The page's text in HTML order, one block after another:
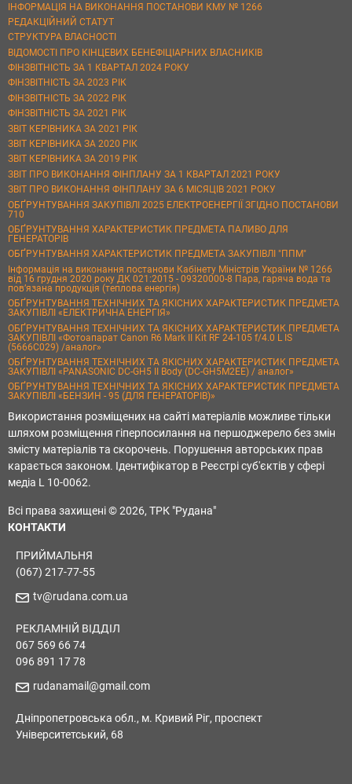
ІНФОРМАЦІЯ НА ВИКОНАННЯ ПОСТАНОВИ КМУ № 1266
РЕДАКЦІЙНИЙ СТАТУТ
СТРУКТУРА ВЛАСНОСТІ
ВІДОМОСТІ ПРО КІНЦЕВИХ БЕНЕФІЦІАРНИХ ВЛАСНИКІВ
ФІНЗВІТНІСТЬ ЗА 1 КВАРТАЛ 2024 РОКУ
ФІНЗВІТНІСТЬ ЗА 2023 РІК
ФІНЗВІТНІСТЬ ЗА 2022 РІК
ФІНЗВІТНІСТЬ ЗА 2021 РІК
ЗВІТ КЕРІВНИКА ЗА 2021 РІК
ЗВІТ КЕРІВНИКА ЗА 2020 РІК
ЗВІТ КЕРІВНИКА ЗА 2019 РІК
ЗВІТ ПРО ВИКОНАННЯ ФІНПЛАНУ ЗА 1 КВАРТАЛ 2021 РОКУ
ЗВІТ ПРО ВИКОНАННЯ ФІНПЛАНУ ЗА 6 МІСЯЦІВ 2021 РОКУ
ОБҐРУНТУВАННЯ ЗАКУПІВЛІ 2025 ЕЛЕКТРОЕНЕРГІЇ ЗГІДНО ПОСТАНОВИ
710
ОБҐРУНТУВАННЯ ХАРАКТЕРИСТИК ПРЕДМЕТА ПАЛИВО ДЛЯ
ГЕНЕРАТОРІВ
ОБҐРУНТУВАННЯ ХАРАКТЕРИСТИК ПРЕДМЕТА ЗАКУПІВЛІ "ППМ"
Інформація на виконання постанови Кабінету Міністрів України № 1266
від 16 грудня 2020 року ДК 021:2015 - 09320000-8 Пара, гаряча вода та
пов’язана продукція (теплова енергія)
ОБҐРУНТУВАННЯ ТЕХНІЧНИХ ТА ЯКІСНИХ ХАРАКТЕРИСТИК ПРЕДМЕТА
ЗАКУПІВЛІ «ЕЛЕКТРИЧНА ЕНЕРГІЯ»
ОБҐРУНТУВАННЯ ТЕХНІЧНИХ ТА ЯКІСНИХ ХАРАКТЕРИСТИК ПРЕДМЕТА
ЗАКУПІВЛІ «Фотоапарат Canon R6 Mark II Kit RF 24-105 f/4.0 L IS
(5666C029) /аналог»
ОБҐРУНТУВАННЯ ТЕХНІЧНИХ ТА ЯКІСНИХ ХАРАКТЕРИСТИК ПРЕДМЕТА
ЗАКУПІВЛІ «PANASONIC DC-GH5 II Body (DC-GH5M2EE) / аналог»
ОБҐРУНТУВАННЯ ТЕХНІЧНИХ ТА ЯКІСНИХ ХАРАКТЕРИСТИК ПРЕДМЕТА
ЗАКУПІВЛІ «БЕНЗИН - 95 (ДЛЯ ГЕНЕРАТОРІВ)»
Використання розміщених на сайті матеріалів можливе тільки
шляхом розміщення гіперпосилання на першоджерело без змін
змісту матеріалів та скорочень. Порушення авторських прав
карається законом. Ідентифікатор в Реєстрі суб'єктів у сфері
медіа L 10-0062.
Всі права захищені © 2026, ТРК "Рудана"
КОНТАКТИ
ПРИЙМАЛЬНЯ
(067) 217-77-55
tv@rudana.com.ua
РЕКЛАМНІЙ ВІДДІЛ
067 569 66 74
096 891 17 78
rudanamail@gmail.com
Дніпропетровська обл., м. Кривий Ріг, проспект
Університетський, 68